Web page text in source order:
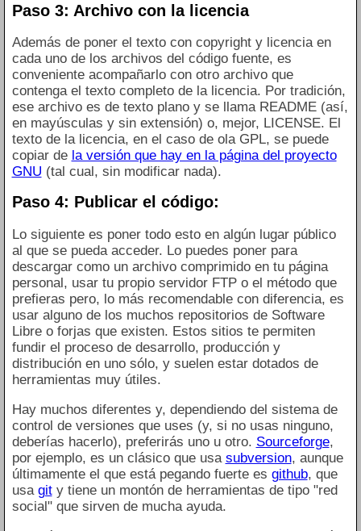
Paso 3: Archivo con la licencia
Además de poner el texto con copyright y licencia en
cada uno de los archivos del código fuente, es
conveniente acompañarlo con otro archivo que
contenga el texto completo de la licencia. Por tradición,
ese archivo es de texto plano y se llama README (así,
en mayúsculas y sin extensión) o, mejor, LICENSE. El
texto de la licencia, en el caso de ola GPL, se puede
copiar de la versión que hay en la página del proyecto
GNU (tal cual, sin modificar nada).
Paso 4: Publicar el código:
Lo siguiente es poner todo esto en algún lugar público
al que se pueda acceder. Lo puedes poner para
descargar como un archivo comprimido en tu página
personal, usar tu propio servidor FTP o el método que
prefieras pero, lo más recomendable con diferencia, es
usar alguno de los muchos repositorios de Software
Libre o forjas que existen. Estos sitios te permiten
fundir el proceso de desarrollo, producción y
distribución en uno sólo, y suelen estar dotados de
herramientas muy útiles.
Hay muchos diferentes y, dependiendo del sistema de
control de versiones que uses (y, si no usas ninguno,
deberías hacerlo), preferirás uno u otro. Sourceforge,
por ejemplo, es un clásico que usa subversion, aunque
últimamente el que está pegando fuerte es github, que
usa gity tiene un montón de herramientas de tipo "red
social" que sirven de mucha ayuda.